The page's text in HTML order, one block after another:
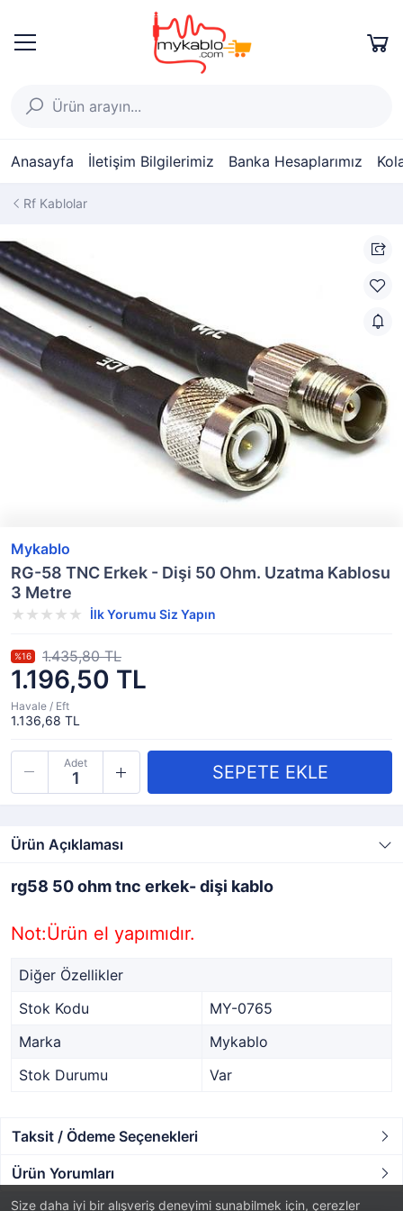
Anasayfa İletişim Bilgilerimiz Banka Hesaplarımız
Size daha iyi bir alışveriş deneyimi sunabilmek için, çerezler
Rf Kablolar
Mykablo
RG-58 TNC Erkek - Dişi 50 Ohm. Uzatma Kablosu
3 Metre
İlk Yorumu Siz Yapın
1.196,50 TL
%16 1.435,80 TL
Havale / Eft
1.136,68 TL
Adet
Ürün Açıklaması
rg58 50 ohm tnc erkek- dişi kablo
Not:Ürün el yapımıdır.
Diğer Özellikler
Stok Kodu
MY-0765
Marka
Mykablo
Stok Durumu
Var
Taksit / Ödeme Seçenekleri
Ürün Yorumları